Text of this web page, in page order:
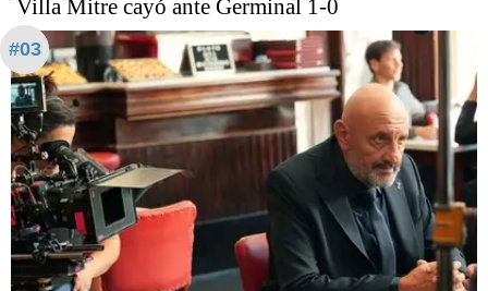
Villa Mitre cayó ante Germinal 1-0
#03